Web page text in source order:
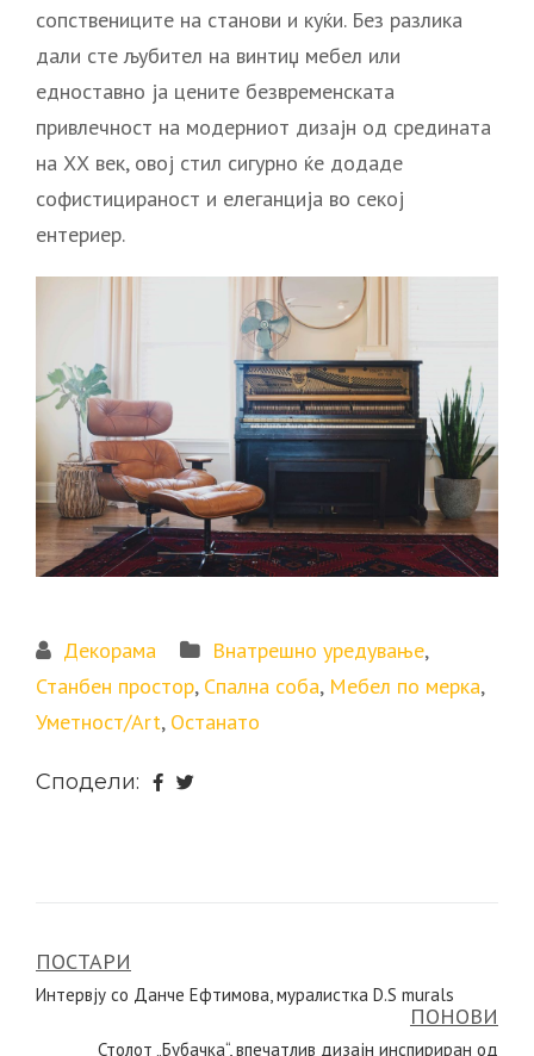
сопствениците на станови и куќи. Без разлика
дали сте љубител на винтиџ мебел или
едноставно ја цените безвременската
привлечност на модерниот дизајн од средината
на ХХ век, овој стил сигурно ќе додаде
софистицираност и елеганција во секој
ентериер.
Декорама Внатрешно уредување,
Станбен простор, Спална соба, Мебел по мерка,
Уметност/Art, Останато
Сподели:
Навигација
на
ПОСТАРИ
Интервју со Данче Ефтимова, муралистка D.S murals
ПОНОВИ
Столот „Бубачка“, впечатлив дизајн инспириран од